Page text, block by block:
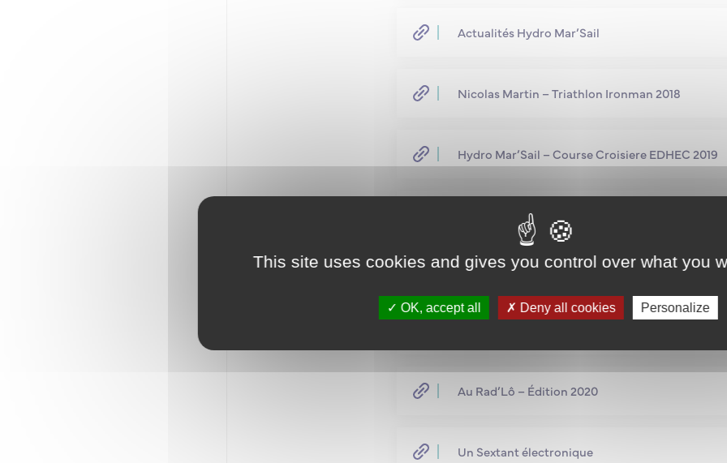
Actualités Hydro Mar’Sail
Nicolas Martin – Triathlon Ironman 2018
Hydro Mar’Sail – Course Croisiere EDHEC 2019
Sea Raiders – Europ’Raid 2019
Scientifiques / Culturels
Au Rad’Lô – Édition 2020
Un Sextant électronique
This site uses cookies and gives you control over what you
OK, accept all Deny all cookies Personalize